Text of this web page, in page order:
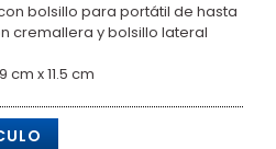
bolsillo para portátil de hasta
cremallera y bolsillo lateral
cm x 11.5 cm